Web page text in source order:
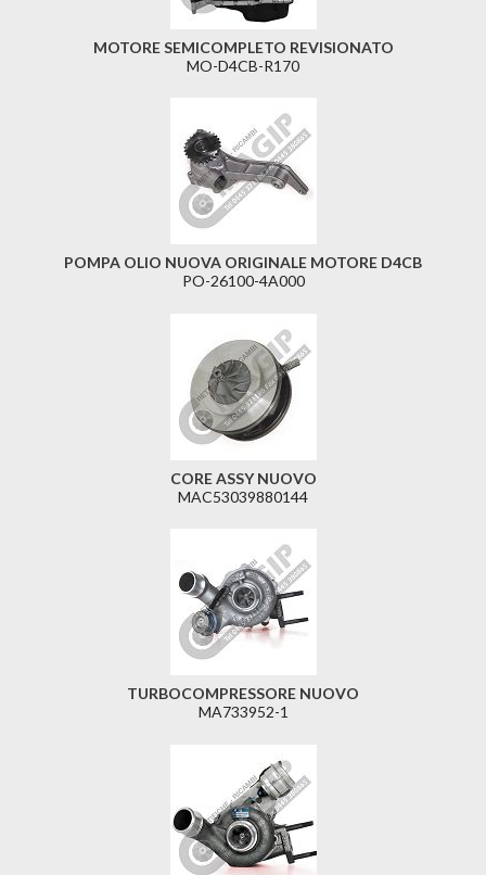
MOTORE SEMICOMPLETO REVISIONATO
MO-D4CB-R170
POMPA OLIO NUOVA ORIGINALE MOTORE D4CB
PO-26100-4A000
CORE ASSY NUOVO
MAC53039880144
TURBOCOMPRESSORE NUOVO
MA733952-1